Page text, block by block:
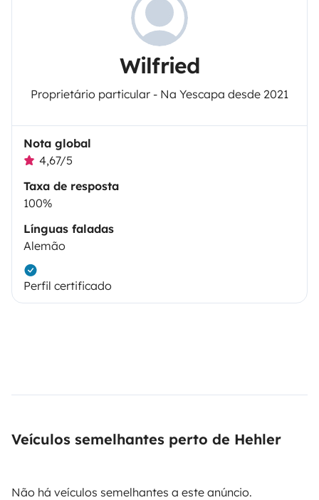
Wilfried
Proprietário particular - Na Yescapa desde 2021
Nota global
4,67/5
Taxa de resposta
100%
Línguas faladas
Alemão
Perfil certificado
Veículos semelhantes perto de Hehler
Não há veículos semelhantes a este anúncio.